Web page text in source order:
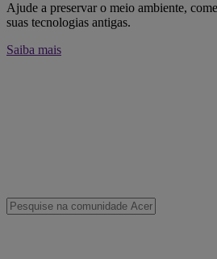
Ajude a preservar o meio ambiente,
suas tecnologias antigas.
Saiba mais